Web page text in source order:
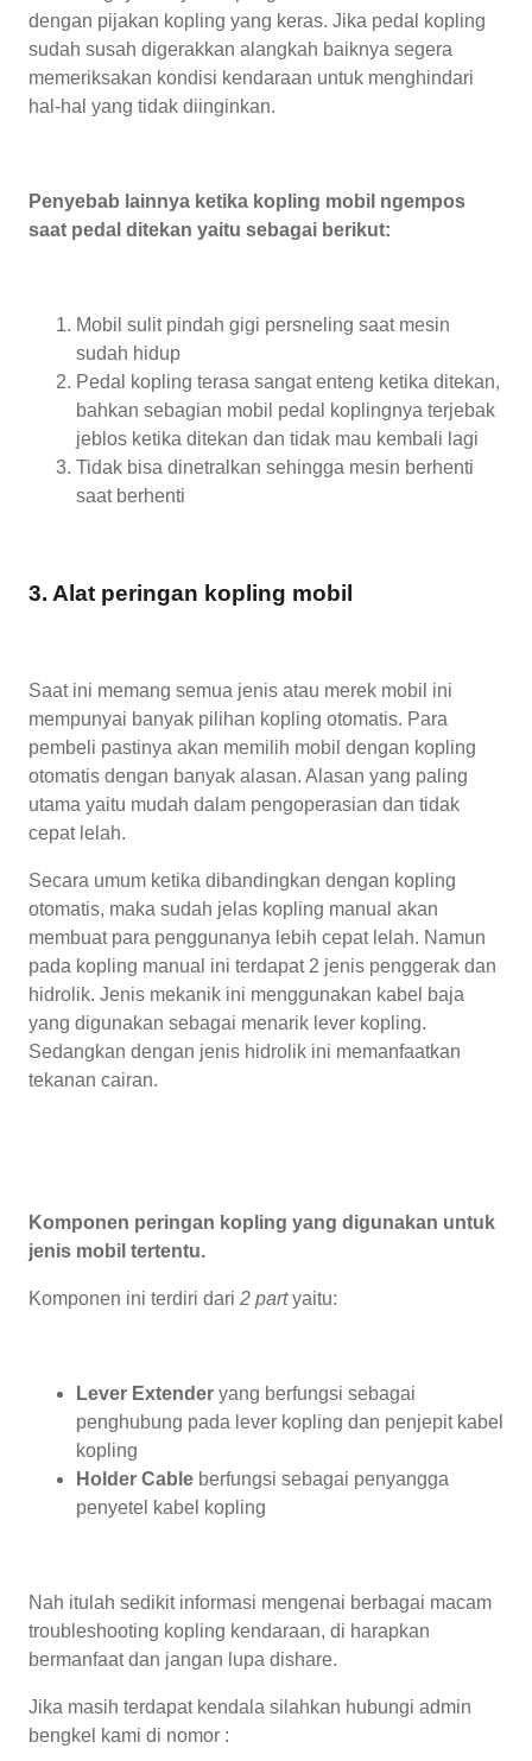
dengan pijakan kopling yang keras. Jika pedal kopling
sudah susah digerakkan alangkah baiknya segera
memeriksakan kondisi kendaraan untuk menghindari
hal-hal yang tidak diinginkan.
Penyebab lainnya ketika kopling mobil ngempos
saat pedal ditekan yaitu sebagai berikut:
Mobil sulit pindah gigi persneling saat mesin
sudah hidup
Pedal kopling terasa sangat enteng ketika ditekan,
bahkan sebagian mobil pedal koplingnya terjebak
jeblos ketika ditekan dan tidak mau kembali lagi
Tidak bisa dinetralkan sehingga mesin berhenti
saat berhenti
3. Alat peringan kopling mobil
Saat ini memang semua jenis atau merek mobil ini
mempunyai banyak pilihan kopling otomatis. Para
pembeli pastinya akan memilih mobil dengan kopling
otomatis dengan banyak alasan. Alasan yang paling
utama yaitu mudah dalam pengoperasian dan tidak
cepat lelah.
Secara umum ketika dibandingkan dengan kopling
otomatis, maka sudah jelas kopling manual akan
membuat para penggunanya lebih cepat lelah. Namun
pada kopling manual ini terdapat 2 jenis penggerak dan
hidrolik. Jenis mekanik ini menggunakan kabel baja
yang digunakan sebagai menarik lever kopling.
Sedangkan dengan jenis hidrolik ini memanfaatkan
tekanan cairan.
Komponen peringan kopling yang digunakan untuk
jenis mobil tertentu.
Komponen ini terdiri dari 2 partyaitu:
Lever Extender yang berfungsi sebagai
penghubung pada lever kopling dan penjepit kabel
kopling
Holder Cable berfungsi sebagai penyangga
penyetel kabel kopling
Nah itulah sedikit informasi mengenai berbagai macam
troubleshooting kopling kendaraan, di harapkan
bermanfaat dan jangan lupa dishare.
Jika masih terdapat kendala silahkan hubungi admin
bengkel kami di nomor :